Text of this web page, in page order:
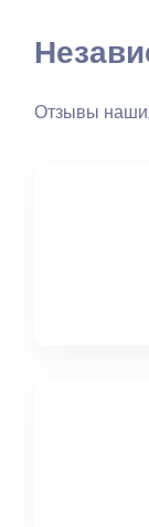
Отзывы